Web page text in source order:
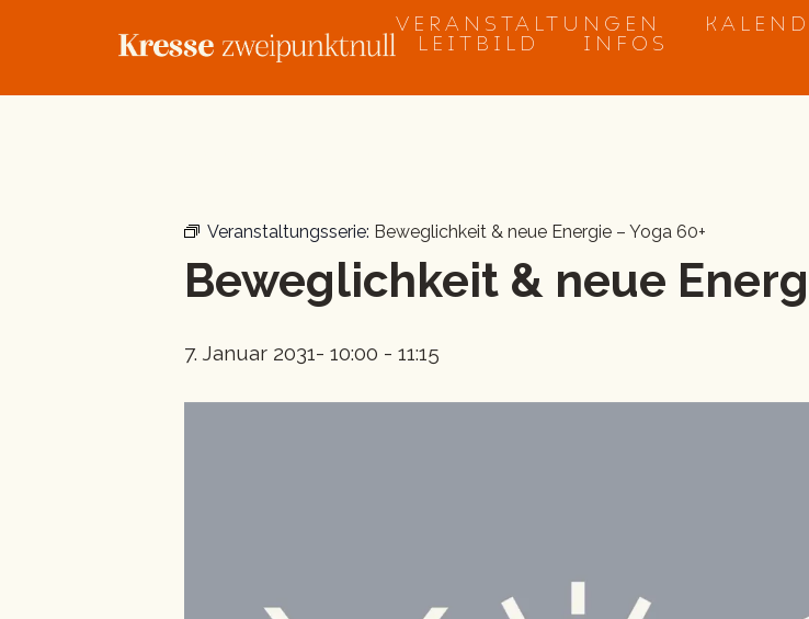
VERANSTALTUNGEN
LEITBILD
INFOS
Veranstaltungsserie: Beweglichkeit & neue Energie – Yoga 60+
Beweglichkeit & neue
7. Januar 2031- 10:00 - 11:15